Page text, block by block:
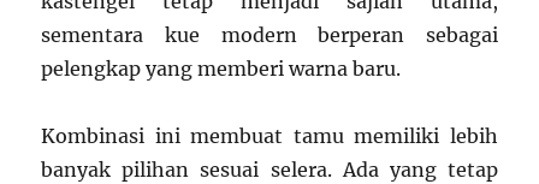
sementara kue modern berperan sebagai
pelengkap yang memberi warna baru.
Kombinasi ini membuat tamu memiliki lebih
banyak pilihan sesuai selera. Ada yang tetap